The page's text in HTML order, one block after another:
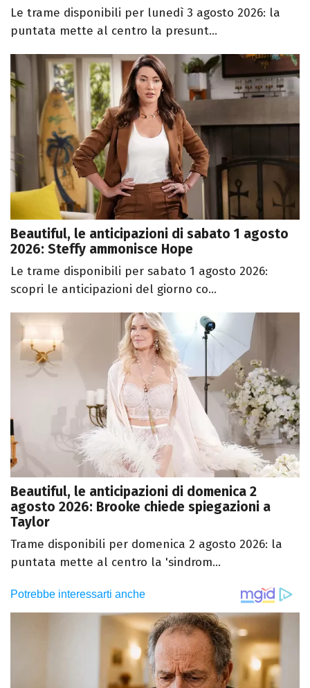
Le trame disponibili per lunedì 3 agosto 2026: la
puntata mette al centro la presunt...
Beautiful, le anticipazioni di sabato 1 agosto
2026: Steffy ammonisce Hope
Le trame disponibili per sabato 1 agosto 2026:
scopri le anticipazioni del giorno co...
Beautiful, le anticipazioni di domenica 2
agosto 2026: Brooke chiede spiegazioni a
Taylor
Trame disponibili per domenica 2 agosto 2026: la
puntata mette al centro la 'sindrom...